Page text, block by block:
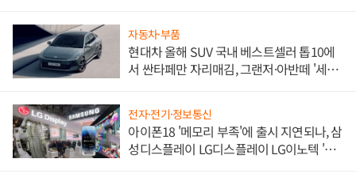
자동차·부품
현대차 올해 SUV 국내 베스트셀러 톱10에
서 싼타페만 자리매김, 그랜저·아반떼 '세단
전자·전기·정보통신
아이폰18 '메모리 부족'에 출시 지연되나, 삼
성디스플레이 LG디스플레이 LG이노텍 '탈